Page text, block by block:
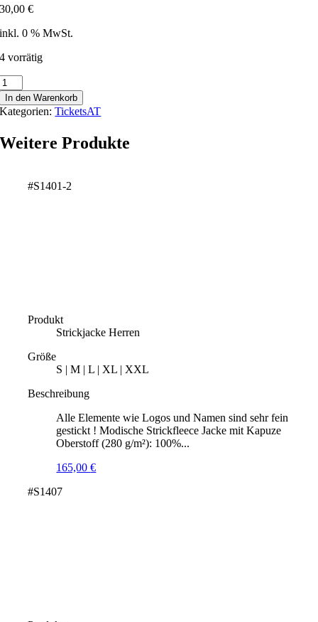
30,00€
inkl. 0 % MwSt.
4 vorrätig
In den Warenkorb
Kategorien:TicketsAT
Weitere Produkte
#S1401-2
Produkt
Strickjacke Herren
Größe
S | M | L | XL | XXL
Beschreibung
Alle Elemente wie Logos und Namen sind sehr fein
gestickt ! Modische Strickfleece Jacke mit Kapuze
Oberstoff (280 g/m²): 100%...
165,00€
#S1407